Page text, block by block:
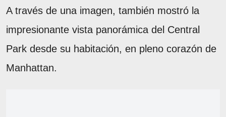
A través de una imagen, también mostró la
impresionante vista panorámica del Central
Park desde su habitación, en pleno corazón de
Manhattan.